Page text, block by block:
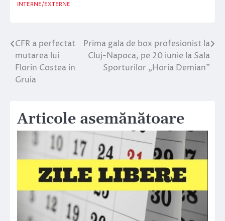
INTERNE/EXTERNE
Navigare
în
articole
CFR a perfectat
mutarea lui
Florin Costea in
Gruia
Prima gala de box profesionist la
Cluj-Napoca, pe 20 iunie la Sala
Sporturilor „Horia Demian”
Articole asemănătoare